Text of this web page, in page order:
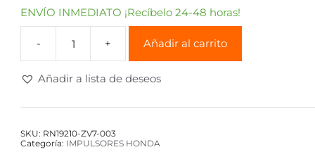
ENVÍO INMEDIATO ¡Recíbelo 24-48 horas!
Añadir al carrito
Añadir a lista de deseos
SKU: RN19210-ZV7-003
Categoría: IMPULSORES HONDA